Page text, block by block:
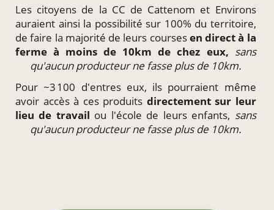
Les citoyens de la CC de Cattenom et Environs
auraient ainsi la possibilité sur 100% du territoire,
de faire la majorité de leurs coursesen direct à la
ferme à moins de 10km de chez eux, sans
qu'aucun producteur ne fasse plus de 10km.
Pour ~3 100 d'entres eux, ils pourraient même
avoir accès à ces produits directementsur leur
lieu de travail ou l'école de leurs enfants, sans
qu'aucun producteur ne fasse plus de 10km.